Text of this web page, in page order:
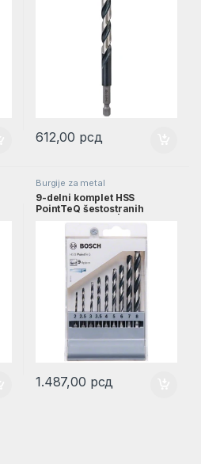
612,00 рсд
Burgije za metal
9-delni komplet HSS
PointTeQ šestostranih
2607002826
1.487,00 рсд